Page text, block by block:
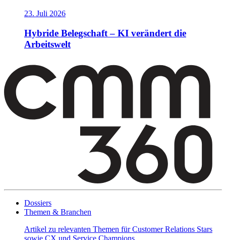
23. Juli 2026
Hybride Belegschaft – KI verändert die
Arbeitswelt
Dossiers
Themen & Branchen
Artikel zu relevanten Themen für Customer Relations Stars